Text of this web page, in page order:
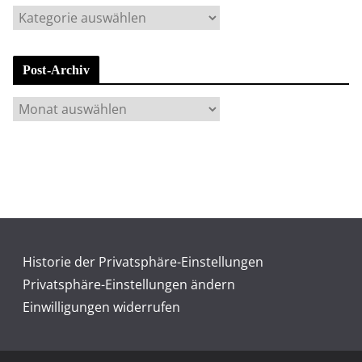
t
g
Post-Archiv
Historie der Privatsphäre-Einstellungen
Privatsphäre-Einstellungen ändern
Einwilligungen widerrufen